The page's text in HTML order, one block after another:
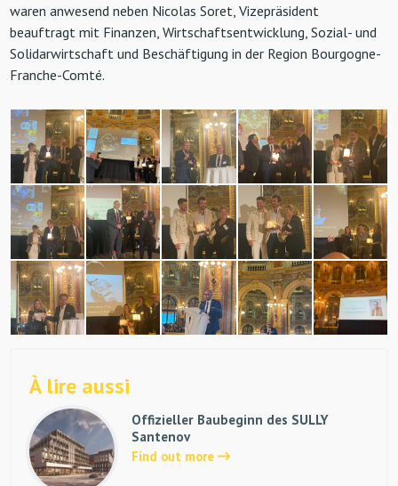
waren anwesend neben Nicolas Soret, Vizepräsident
beauftragt mit Finanzen, Wirtschaftsentwicklung, Sozial- und
Solidarwirtschaft und Beschäftigung in der Region Bourgogne-
Franche-Comté.
À lire aussi
Offizieller Baubeginn des SULLY
Santenov
Find out more